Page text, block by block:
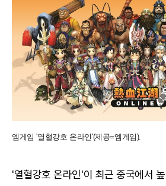
엠게임 '열혈강호 온라인'(제공=엠게임).
'열혈강호 온라인'이 최근 중국에서